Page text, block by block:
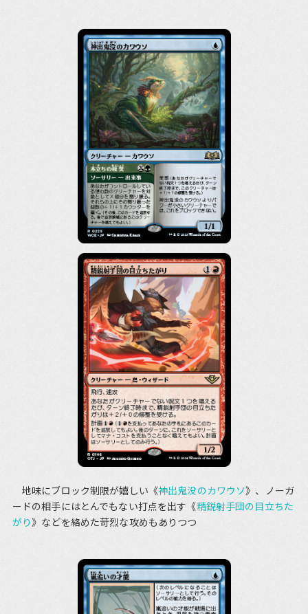
地味にブロック制限が嬉しい《神出鬼没のカワウソ》、ノーガ
ードの相手にはとんでもない打点を出す《精鋭射手団の目立ちた
がり》などを絡めた苛烈な攻めもありつつ